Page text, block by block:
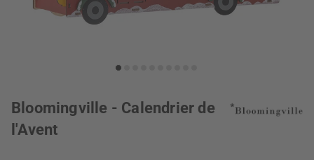
Bloomingville - Calendrier de
l'Avent